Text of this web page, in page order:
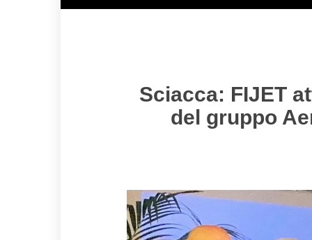
Sciacca: FIJET
del gruppo